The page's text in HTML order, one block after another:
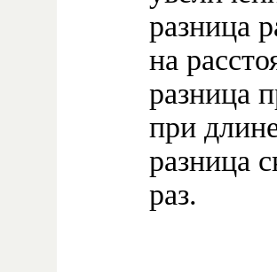
разница
на
разница
при
разница
раз.